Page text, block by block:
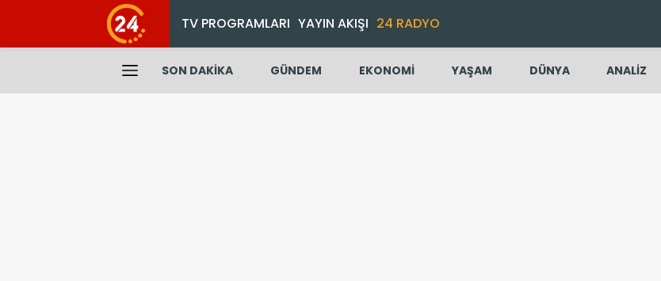
TV PROGRAMLARI YAYIN AKIŞI 24 RADYO
SON DAKİKA GÜNDEM EKONOMİ YAŞAM DÜNYA ANALİZ